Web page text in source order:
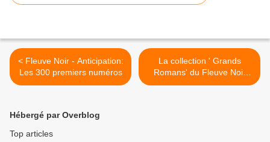
< Fleuve Noir - Anticipation:
Les 300 premiers numéros
La collection ' Grands
Romans' du Fleuve Noir
(1954-1972) >
Hébergé par Overblog
Top articles